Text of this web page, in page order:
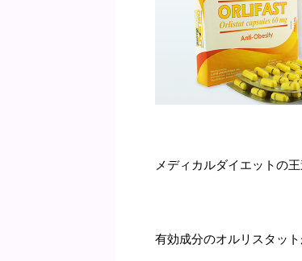
メディカルダイエットの
有効成分のオルリスタット